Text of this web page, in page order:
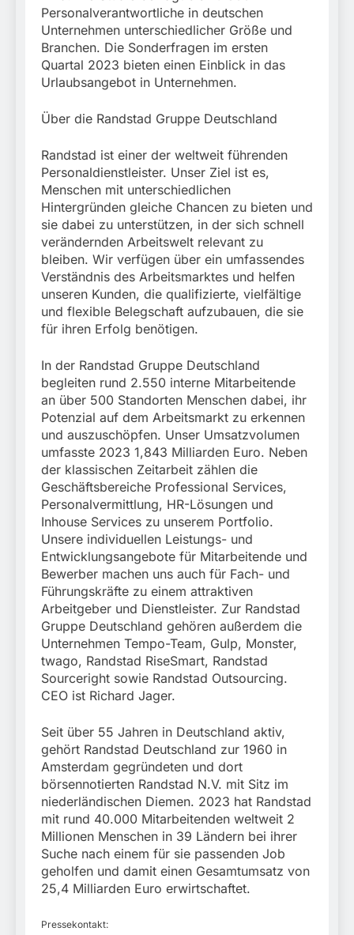
Personalverantwortliche in deutschen
Unternehmen unterschiedlicher Größe und
Branchen. Die Sonderfragen im ersten
Quartal 2023 bieten einen Einblick in das
Urlaubsangebot in Unternehmen.
Über die Randstad Gruppe Deutschland
Randstad ist einer der weltweit führenden
Personaldienstleister. Unser Ziel ist es,
Menschen mit unterschiedlichen
Hintergründen gleiche Chancen zu bieten und
sie dabei zu unterstützen, in der sich schnell
verändernden Arbeitswelt relevant zu
bleiben. Wir verfügen über ein umfassendes
Verständnis des Arbeitsmarktes und helfen
unseren Kunden, die qualifizierte, vielfältige
und flexible Belegschaft aufzubauen, die sie
für ihren Erfolg benötigen.
In der Randstad Gruppe Deutschland
begleiten rund 2.550 interne Mitarbeitende
an über 500 Standorten Menschen dabei, ihr
Potenzial auf dem Arbeitsmarkt zu erkennen
und auszuschöpfen. Unser Umsatzvolumen
umfasste 2023 1,843 Milliarden Euro. Neben
der klassischen Zeitarbeit zählen die
Geschäftsbereiche Professional Services,
Personalvermittlung, HR-Lösungen und
Inhouse Services zu unserem Portfolio.
Unsere individuellen Leistungs- und
Entwicklungsangebote für Mitarbeitende und
Bewerber machen uns auch für Fach- und
Führungskräfte zu einem attraktiven
Arbeitgeber und Dienstleister. Zur Randstad
Gruppe Deutschland gehören außerdem die
Unternehmen Tempo-Team, Gulp, Monster,
twago, Randstad RiseSmart, Randstad
Sourceright sowie Randstad Outsourcing.
CEO ist Richard Jager.
Seit über 55 Jahren in Deutschland aktiv,
gehört Randstad Deutschland zur 1960 in
Amsterdam gegründeten und dort
börsennotierten Randstad N.V. mit Sitz im
niederländischen Diemen. 2023 hat Randstad
mit rund 40.000 Mitarbeitenden weltweit 2
Millionen Menschen in 39 Ländern bei ihrer
Suche nach einem für sie passenden Job
geholfen und damit einen Gesamtumsatz von
25,4 Milliarden Euro erwirtschaftet.
Pressekontakt: